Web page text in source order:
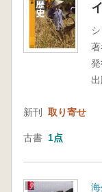
著
発
出
新刊 取り寄せ
古書 1点
海